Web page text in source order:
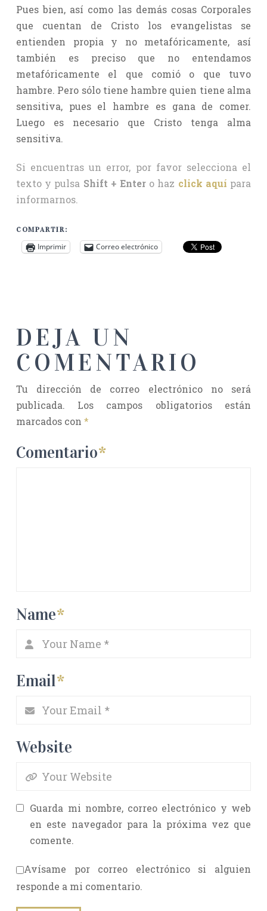
Pues bien, así como las demás cosas Corporales
que cuentan de Cristo los evangelistas se
entienden propia y no metafóricamente, así
también es preciso que no entendamos
metafóricamente el que comió o que tuvo
hambre. Pero sólo tiene hambre quien tiene alma
sensitiva, pues el hambre es gana de comer.
Luego es necesario que Cristo tenga alma
sensitiva.
Si encuentras un error, por favor selecciona el
texto y pulsa Shift + Enter o haz click aquí para
informarnos.
COMPARTIR:
Imprimir Correo electrónico
DEJA UN
COMENTARIO
Tu dirección de correo electrónico no será
publicada.
Los campos obligatorios están
marcados con *
Comentario*
Name*
Email*
Website
Guarda mi nombre, correo electrónico y web
en este navegador para la próxima vez que
comente.
Avísame por correo electrónico si alguien
responde a mi comentario.